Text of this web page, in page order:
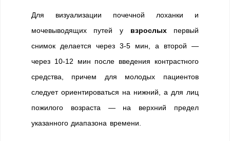
Для визуализации почечной лоханки и
мочевыводящих путей у взрослыхпервый
снимок делается через 3-5 мин, а второй —
через 10-12 мин после введения контрастного
средства, причем для молодых пациентов
следует ориентироваться на нижний, а для лиц
пожилого возраста — на верхний предел
указанного диапазона времени.